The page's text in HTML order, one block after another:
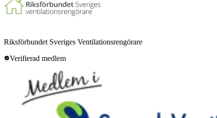
Riksförbundet Sveriges Ventilationsrengörare
Verifierad medlem